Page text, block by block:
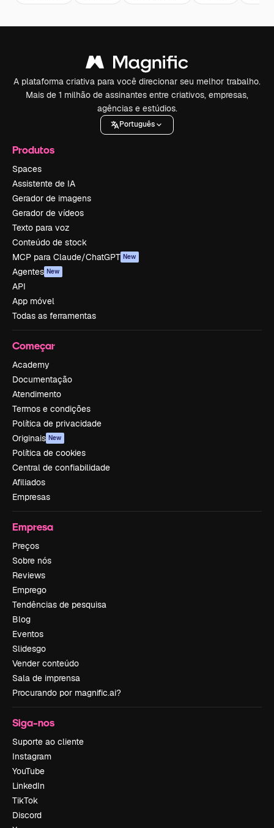
A plataforma criativa para você direcionar seu melhor trabalho.
Mais de 1 milhão de assinantes entre criativos, empresas,
agências e estúdios.
Português
Produtos
Spaces
Assistente de IA
Gerador de imagens
Gerador de vídeos
Texto para voz
Conteúdo de stock
MCP para Claude/ChatGPT New
Agentes New
API
App móvel
Todas as ferramentas
Começar
Academy
Documentação
Atendimento
Termos e condições
Política de privacidade
Originais New
Política de cookies
Central de confiabilidade
Afiliados
Empresas
Empresa
Preços
Sobre nós
Reviews
Emprego
Tendências de pesquisa
Blog
Eventos
Slidesgo
Vender conteúdo
Sala de imprensa
Procurando por magnific.ai?
Siga-nos
Suporte ao cliente
Instagram
YouTube
LinkedIn
TikTok
Discord